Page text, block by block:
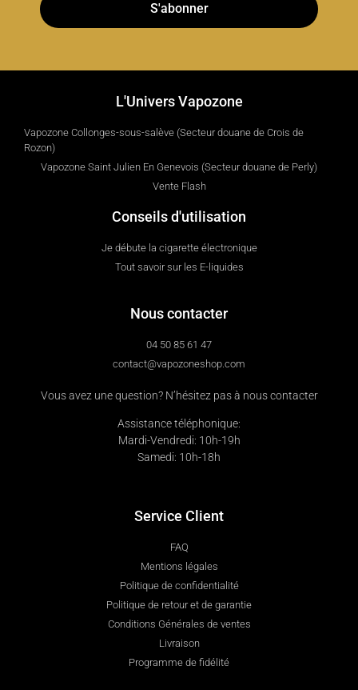
S'abonner
L'Univers Vapozone
Vapozone Collonges-sous-salève (Secteur douane de Crois de
Rozon)
Vapozone Saint Julien En Genevois (Secteur douane de Perly)
Vente Flash
Conseils d'utilisation
Je débute la cigarette électronique
Tout savoir sur les E-liquides
Nous contacter
04 50 85 61 47
contact@vapozoneshop.com
Vous avez une question? N’hésitez pas à nous contacter
Assistance téléphonique:
Mardi-Vendredi: 10h-19h
Samedi: 10h-18h
Service Client
FAQ
Mentions légales
Politique de confidentialité
Politique de retour et de garantie
Conditions Générales de ventes
Livraison
Programme de fidélité